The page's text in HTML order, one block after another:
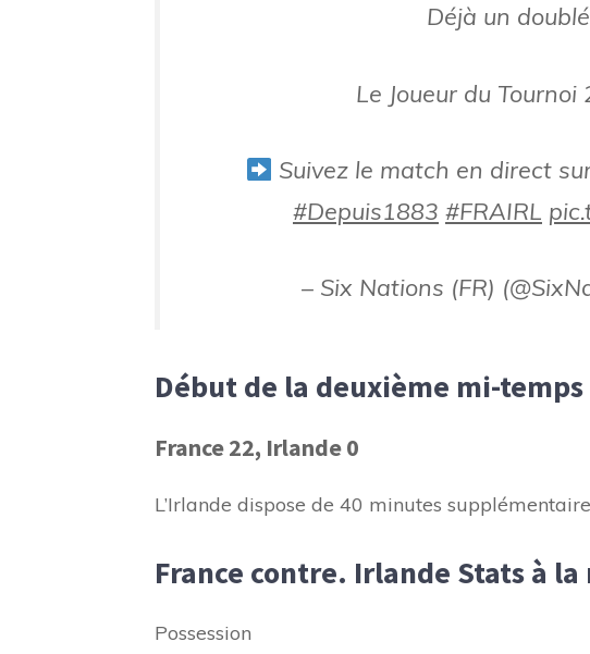
Déjà un
Le Joueur du
Suivez le match en direct
#Depuis1883 #FRAIRL
– Six Nations (FR)
Début de la deuxième mi-temps
France 22, Irlande 0
L’Irlande dispose de 40 minutes
France contre. Irlande Stats à
Possession